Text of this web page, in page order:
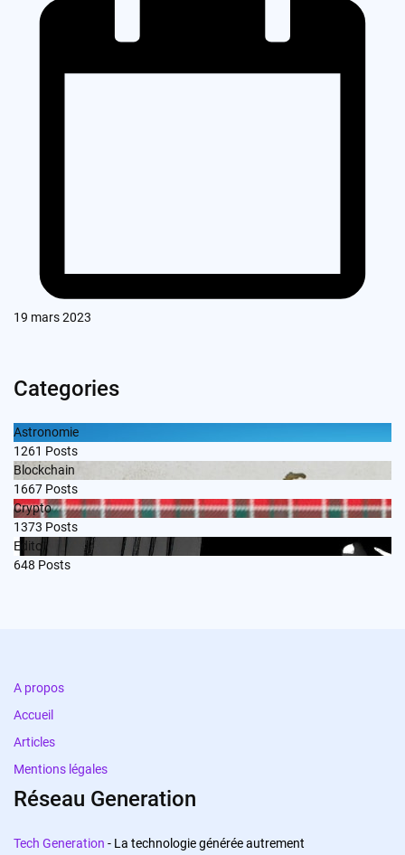
19 mars 2023
Categories
Astronomie
1261 Posts
Blockchain
1667 Posts
Crypto
1373 Posts
Edito
648 Posts
A propos
Accueil
Articles
Mentions légales
Réseau Generation
Tech Generation - La technologie générée autrement